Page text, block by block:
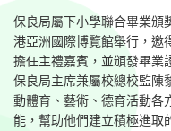
保良局屬下小學聯合畢業頒
港亞洲國際博覽館舉行，邀
擔任主禮嘉賓，並頒發畢業
保良局主席兼屬校總校監陳
動體育、藝術、德育活動各
能，幫助他們建立積極進取